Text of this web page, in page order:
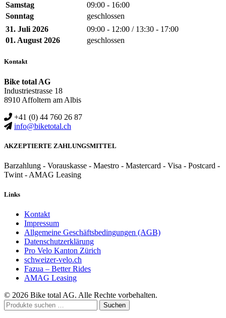
Samstag
09:00 - 16:00
Sonntag
geschlossen
31. Juli 2026
09:00 - 12:00 / 13:30 - 17:00
01. August 2026
geschlossen
Kontakt
Bike total AG
Industriestrasse 18
8910 Affoltern am Albis
+41 (0) 44 760 26 87
info@biketotal.ch
AKZEPTIERTE ZAHLUNGSMITTEL
Barzahlung - Vorauskasse - Maestro - Mastercard - Visa - Postcard -
Twint - AMAG Leasing
Links
Kontakt
Impressum
Allgemeine Geschäftsbedingungen (AGB)
Datenschutzerklärung
Pro Velo Kanton Zürich
schweizer-velo.ch
Fazua – Better Rides
AMAG Leasing
© 2026 Bike total AG. Alle Rechte vorbehalten.
Suchen
nach:
Suchen